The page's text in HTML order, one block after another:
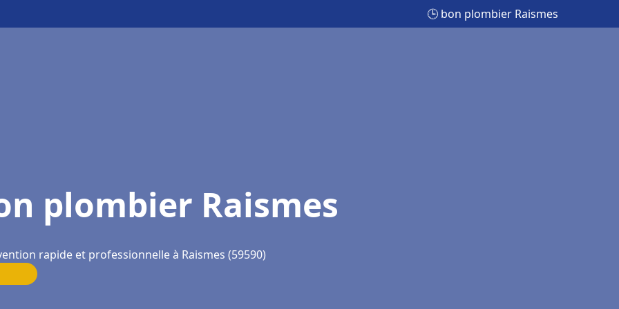
🕒 bon plombier Raismes
plombier Raismes
rapide et professionnelle à Raismes (59590)